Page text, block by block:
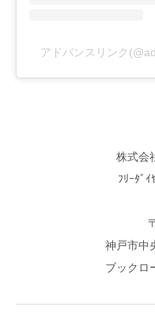
アドバンスリンク
株式会
ﾌﾘｰﾀﾞ
神戸市中
ブックロ